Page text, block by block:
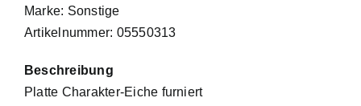
Marke: Sonstige
Artikelnummer: 05550313
Beschreibung
Platte Charakter-Eiche furniert